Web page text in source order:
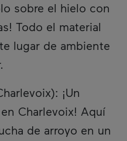
sobre el hielo con
Todo el material
lugar de ambiente
¡Un
Charlevoix! Aquí
de arroyo en un